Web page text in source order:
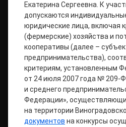
Екатерина Сергеевна. К
допускаются
юридические лица, включая
(фермерские) хозяйства и
кооперативы (далее –
предпринимательства),
критериям, установленным
от 24 июля 2007 года № 209-
и среднего
Федерации»,
на территории
документов на конкурсы